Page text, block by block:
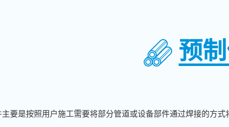
预
主要是按照用户施工需要将部分管道或设备部件通过焊接的方